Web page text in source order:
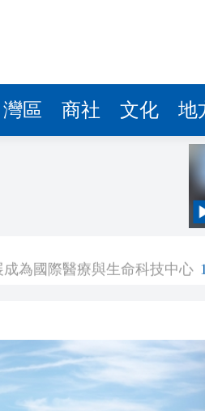
灣區 商社 文化 地
為國際醫療與生命科技中心